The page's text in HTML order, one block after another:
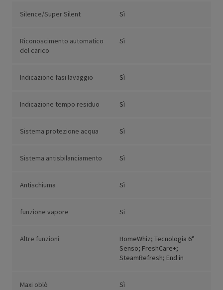
Silence/Super Silent Sì
Riconoscimento automatico
del carico
Sì
Indicazione fasi lavaggio Sì
Indicazione tempo residuo Sì
Sistema protezione acqua Sì
Sistema antisbilanciamento Sì
Antischiuma Sì
funzione vapore Si
Altre funzioni
HomeWhiz; Tecnologia 6°
Senso; FreshCare+;
SteamRefresh; End in
Maxi oblò Sì